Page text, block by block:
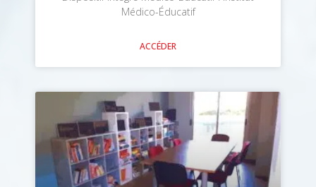
Médico-Éducatif
ACCÉDER